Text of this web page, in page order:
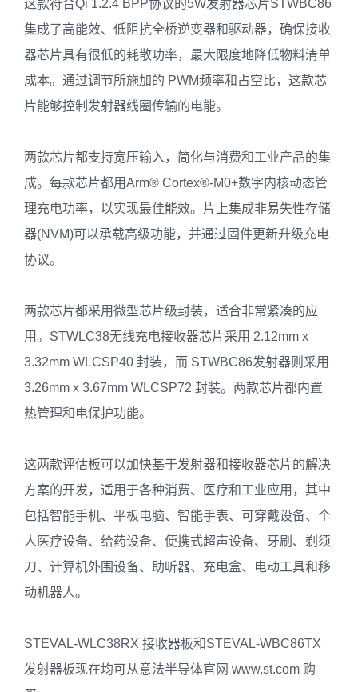
这款符合Qi 1.2.4 BPP协议的5W发射器芯片STWBC86
集成了高能效、低阻抗全桥逆变器和驱动器，确保接收
器芯片具有很低的耗散功率，最大限度地降低物料清单
成本。通过调节所施加的 PWM频率和占空比，这款芯
片能够控制发射器线圈传输的电能。
两款芯片都支持宽压输入，简化与消费和工业产品的集
成。每款芯片都用Arm® Cortex®-M0+数字内核动态管
理充电功率，以实现最佳能效。片上集成非易失性存储
器(NVM)可以承载高级功能，并通过固件更新升级充电
协议。
两款芯片都采用微型芯片级封装，适合非常紧凑的应
用。STWLC38无线充电接收器芯片采用 2.12mm x
3.32mm WLCSP40 封装，而 STWBC86发射器则采用
3.26mm x 3.67mm WLCSP72 封装。两款芯片都内置
热管理和电保护功能。
这两款评估板可以加快基于发射器和接收器芯片的解决
方案的开发，适用于各种消费、医疗和工业应用，其中
包括智能手机、平板电脑、智能手表、可穿戴设备、个
人医疗设备、给药设备、便携式超声设备、牙刷、剃须
刀、计算机外围设备、助听器、充电盒、电动工具和移
动机器人。
STEVAL-WLC38RX 接收器板和STEVAL-WBC86TX
发射器板现在均可从意法半导体官网 www.st.com 购